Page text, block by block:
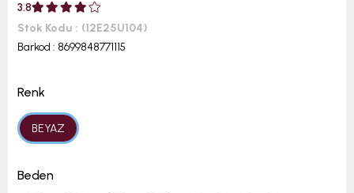
3.8
Stok Kodu
(12E25U104)
Barkod : 8699848771115
Renk
BEYAZ
Beden